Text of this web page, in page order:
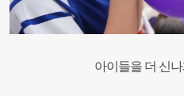
아이들을 더 신